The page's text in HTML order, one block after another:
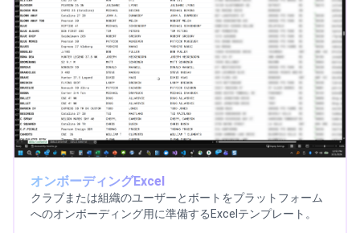
オンボーディングExcel
クラブまたは組織のユーザーとボートをプラットフォーム
へのオンボーディング用に準備するExcelテンプレート。